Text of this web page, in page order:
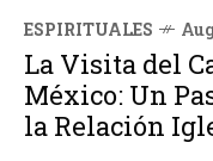
ESPIRITUALES
La Visita del
México: Un
la Relación